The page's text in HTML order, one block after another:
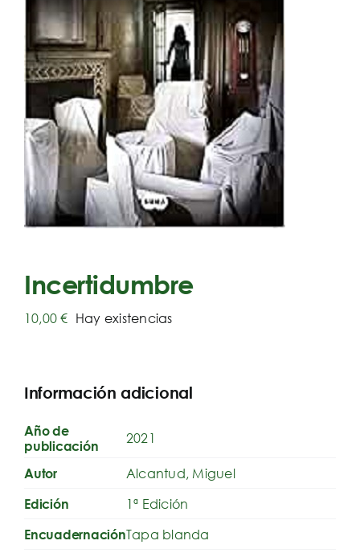
Incertidumbre
10,00€ Hay existencias
Información adicional
Año de
publicación
2021
Autor Alcantud, Miguel
Edición 1ª Edición
EncuadernaciónTapa blanda